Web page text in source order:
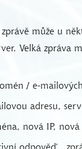
může u
Velká zpráva
/ e-
adresu,
nová IP, nová
odpověď